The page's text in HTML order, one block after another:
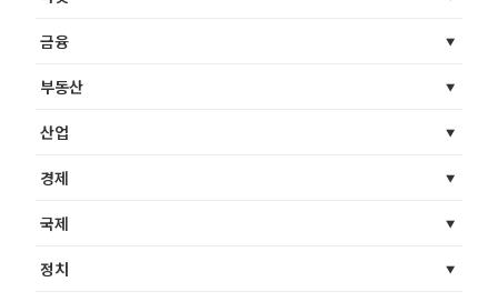
금융
부동산
산업
경제
국제
정치